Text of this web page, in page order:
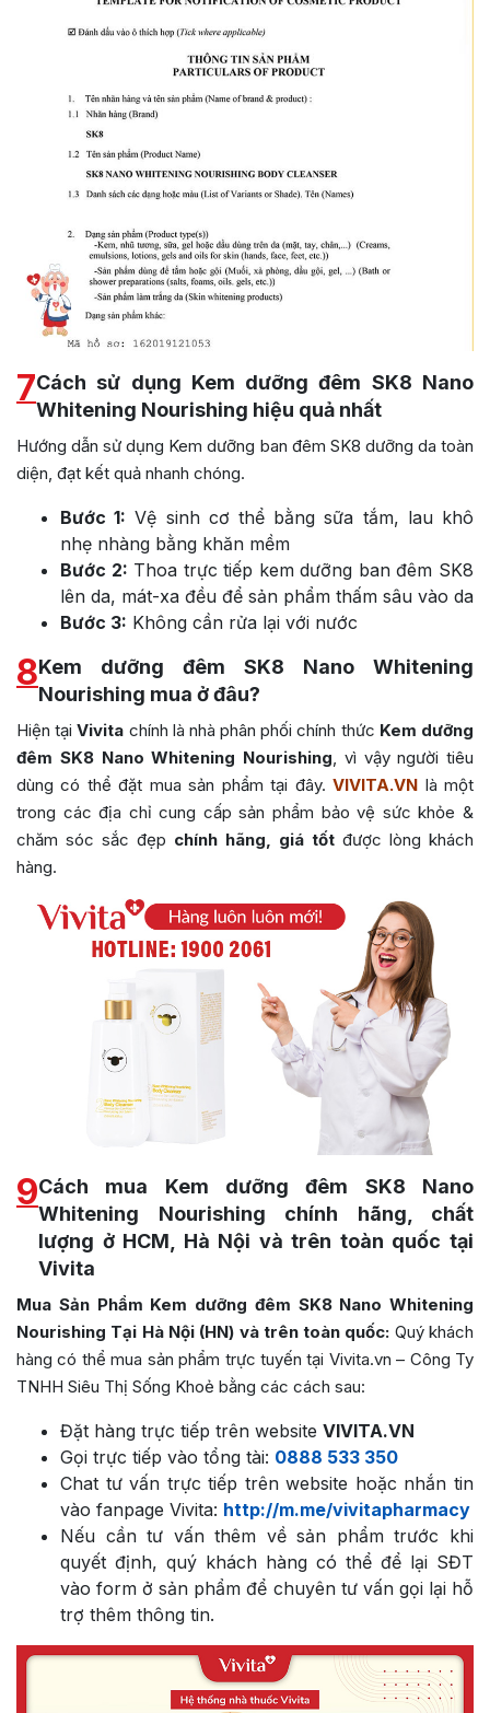
7Cách sử dụng Kem dưỡng đêm SK8 Nano
Whitening Nourishing hiệu quả nhất
Hướng dẫn sử dụng Kem dưỡng ban đêm SK8 dưỡng da toàn
diện, đạt kết quả nhanh chóng.
Bước 1: Vệ sinh cơ thể bằng sữa tắm, lau khô
nhẹ nhàng bằng khăn mềm
Bước 2: Thoa trực tiếp kem dưỡng ban đêm SK8
lên da, mát-xa đều để sản phẩm thấm sâu vào da
Bước 3: Không cần rửa lại với nước
8Kem dưỡng đêm SK8 Nano Whitening
Nourishing mua ở đâu?
Hiện tạiVivita chính là nhà phân phối chính thức Kem dưỡng
đêm SK8 Nano Whitening Nourishing, vì vậy người tiêu
dùng có thể đặt mua sản phẩm tại đây.VIVITA.VN là một
trong các địa chỉ cung cấp sản phẩm bảo vệ sức khỏe &
chăm sóc sắc đẹp chính hãng, giá tốt được lòng khách
hàng.
9Cách mua Kem dưỡng đêm SK8 Nano
Whitening Nourishing chính hãng, chất
lượng ở HCM, Hà Nội và trên toàn quốc tại
Vivita
Mua Sản Phẩm Kem dưỡng đêm SK8 Nano Whitening
Nourishing Tại Hà Nội (HN) và trên toàn quốc: Quý khách
hàng có thể mua sản phẩm trực tuyến tại Vivita.vn – Công Ty
TNHH Siêu Thị Sống Khoẻ bằng các cách sau:
Đặt hàng trực tiếp trên website VIVITA.VN
Gọi trực tiếp vào tổng tài: 0888 533 350
Chat tư vấn trực tiếp trên website hoặc nhắn tin
vào fanpage Vivita: http://m.me/vivitapharmacy
Nếu cần tư vấn thêm về sản phẩm trước khi
quyết định, quý khách hàng có thể để lại SĐT
vào form ở sản phẩm để chuyên tư vấn gọi lại hỗ
trợ thêm thông tin.